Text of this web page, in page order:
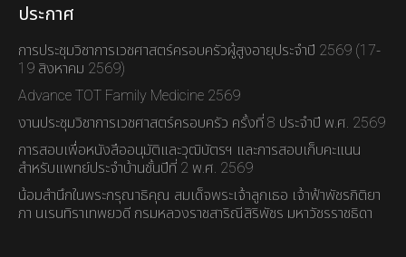
ประกาศ
การประชุมวิชาการเวชศาสตร์ครอบครัวผู้สูงอายุประจำปี 2569 (17-
19 สิงหาคม 2569)
Advance TOT Family Medicine 2569
งานประชุมวิชาการเวชศาสตร์ครอบครัว ครั้งที่ 8 ประจำปี พ.ศ. 2569
การสอบเพื่อหนังสืออนุมัติและวุฒิบัตรฯ และการสอบเก็บคะแนน
สำหรับแพทย์ประจำบ้านชั้นปีที่ 2 พ.ศ. 2569
น้อมสำนึกในพระกรุณาธิคุณ สมเด็จพระเจ้าลูกเธอ เจ้าฟ้าพัชรกิติยา
ภา นเรนทิราเทพยวดี กรมหลวงราชสาริณีสิริพัชร มหาวัชรราชธิดา